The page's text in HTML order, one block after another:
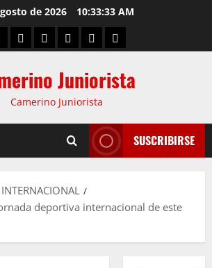
de 2026 10:33:34 AM
Juniorista
Camerino Juniorista
SUSCRIBIRSE
deportiva internacional de este